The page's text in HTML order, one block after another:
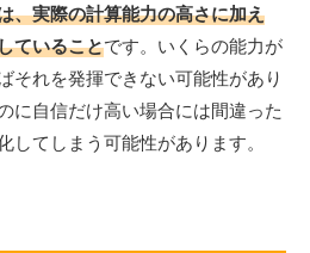
、実際の計算能力の高さに加え
ていることです。いくらの能力が
それを発揮できない可能性があり
に自信だけ高い場合には間違った
してしまう可能性があります。